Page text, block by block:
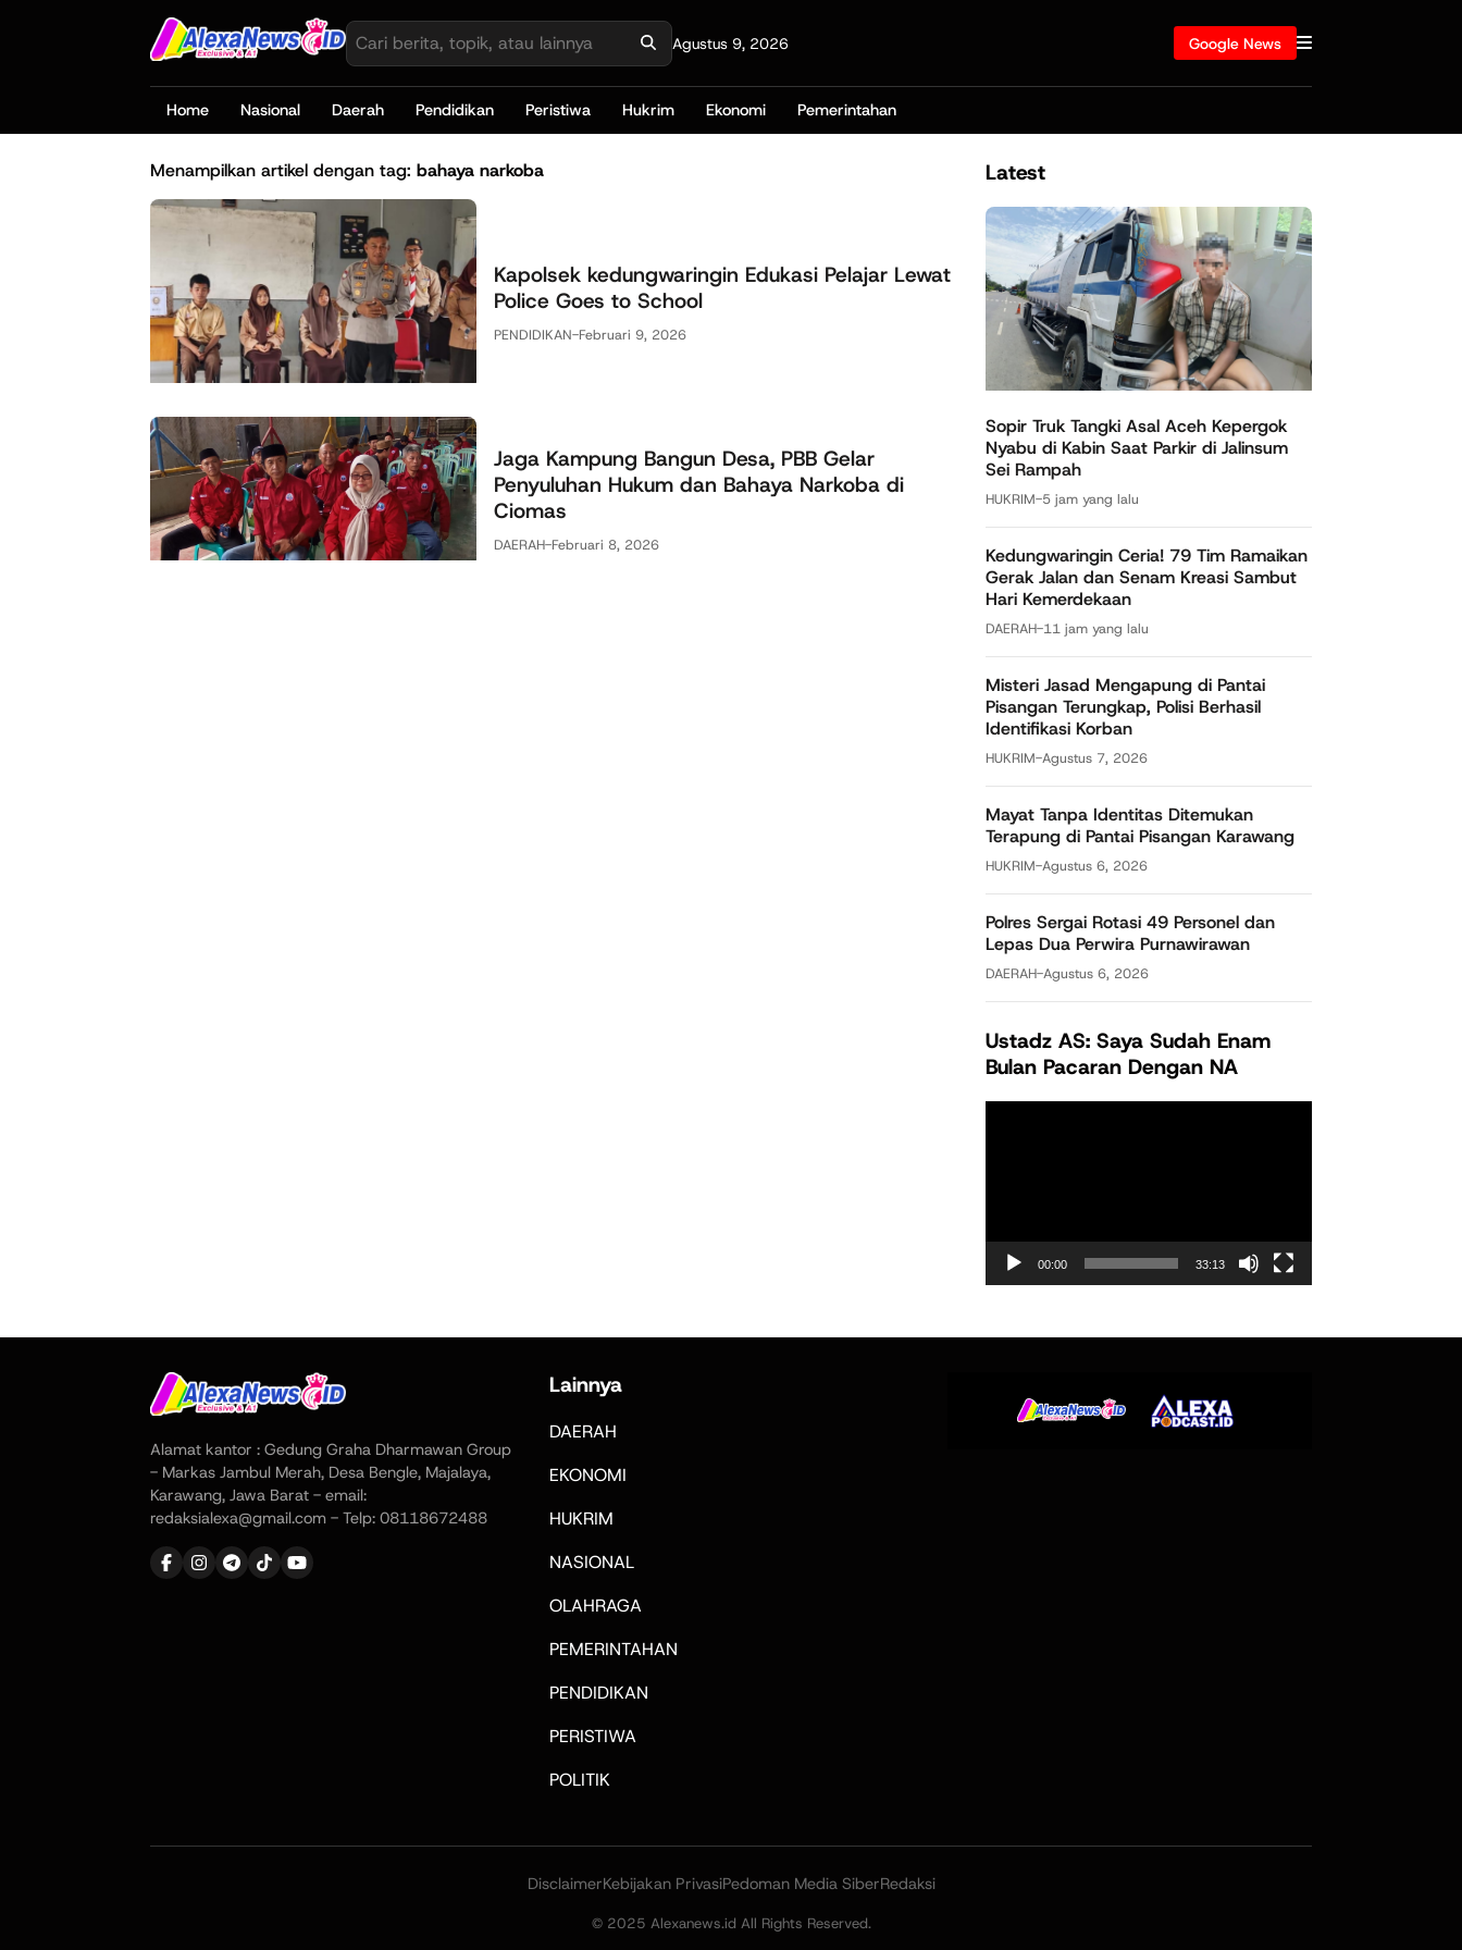
Agustus 9, 2026 Google News
Home Nasional Daerah Pendidikan Peristiwa Hukrim Ekonomi Pemerintahan
Menampilkan artikel dengan tag: bahaya narkoba
Kapolsek kedungwaringin Edukasi Pelajar Lewat
Police Goes to School
PENDIDIKAN-Februari 9, 2026
Jaga Kampung Bangun Desa, PBB Gelar
Penyuluhan Hukum dan Bahaya Narkoba di
Ciomas
DAERAH-Februari 8, 2026
Latest
Sopir Truk Tangki Asal Aceh Kepergok
Nyabu di Kabin Saat Parkir di Jalinsum
Sei Rampah
HUKRIM-5 jam yang lalu
Kedungwaringin Ceria! 79 Tim Ramaikan
Gerak Jalan dan Senam Kreasi Sambut
Hari Kemerdekaan
DAERAH-11 jam yang lalu
Misteri Jasad Mengapung di Pantai
Pisangan Terungkap, Polisi Berhasil
Identifikasi Korban
HUKRIM-Agustus 7, 2026
Mayat Tanpa Identitas Ditemukan
Terapung di Pantai Pisangan Karawang
HUKRIM-Agustus 6, 2026
Polres Sergai Rotasi 49 Personel dan
Lepas Dua Perwira Purnawirawan
DAERAH-Agustus 6, 2026
Ustadz AS: Saya Sudah Enam
Bulan Pacaran Dengan NA
00:00 33:13
Alamat kantor : Gedung Graha Dharmawan Group
- Markas Jambul Merah, Desa Bengle, Majalaya,
Karawang, Jawa Barat - email:
redaksialexa@gmail.com - Telp: 08118672488
Lainnya
DAERAH
EKONOMI
HUKRIM
NASIONAL
OLAHRAGA
PEMERINTAHAN
PENDIDIKAN
PERISTIWA
POLITIK
DisclaimerKebijakan PrivasiPedoman Media SiberRedaksi
© 2025 Alexanews.id All Rights Reserved.